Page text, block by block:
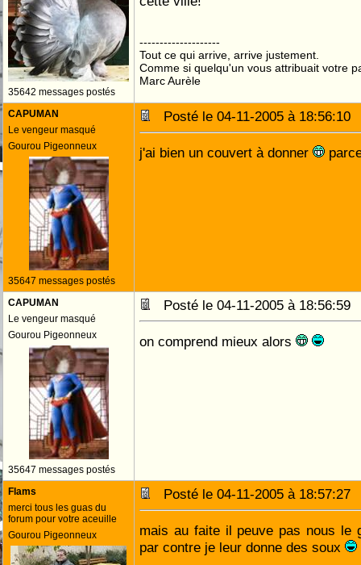
35642 messages postés
--------------------
Tout ce qui arrive, arrive justement.
Comme si quelqu'un vous attribuait votre
Marc Aurèle
CAPUMAN
Le vengeur masqué
Gourou Pigeonneux
35647 messages postés
Posté le 04-11-2005 à
j'ai bien un couvert à donner
CAPUMAN
Le vengeur masqué
Gourou Pigeonneux
35647 messages postés
Posté le 04-11-2005 à
on comprend mieux alors
Flams
merci tous les guas du
forum pour votre aceuille
Gourou Pigeonneux
Posté le 04-11-2005 à
mais au faite il peuve pas nous le
par contre je leur donne des soux